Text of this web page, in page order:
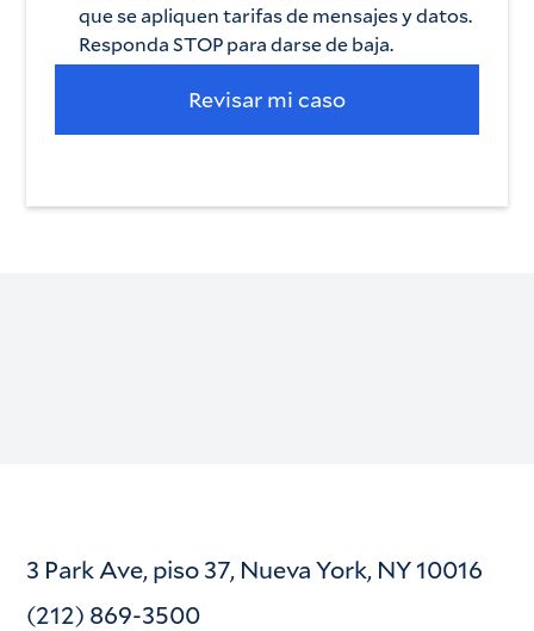
que se apliquen tarifas de mensajes y datos.
Responda STOP para darse de baja.
3 Park Ave, piso 37, Nueva York, NY 10016
(212) 869-3500